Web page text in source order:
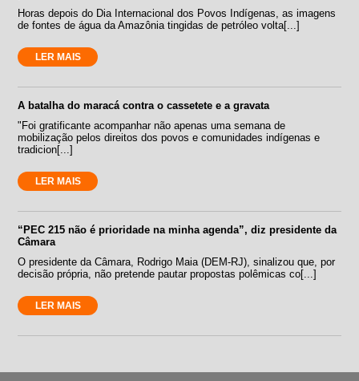
Horas depois do Dia Internacional dos Povos Indígenas, as imagens
de fontes de água da Amazônia tingidas de petróleo volta[...]
LER MAIS
A batalha do maracá contra o cassetete e a gravata
"Foi gratificante acompanhar não apenas uma semana de
mobilização pelos direitos dos povos e comunidades indígenas e
tradicion[...]
LER MAIS
“PEC 215 não é prioridade na minha agenda”, diz presidente da
Câmara
O presidente da Câmara, Rodrigo Maia (DEM-RJ), sinalizou que, por
decisão própria, não pretende pautar propostas polêmicas co[...]
LER MAIS